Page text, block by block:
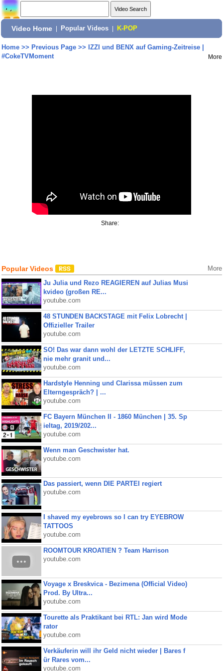
Video Home Popular Videos K-POP
Home>> Previous Page>> IZZI und BENX auf Gaming-Zeitreise |
#CokeTVMoment
More
Share:
Popular Videos More
Ju Julia und Rezo REAGIEREN auf Julias Musi
kvideo (großen RE...
youtube.com
48 STUNDEN BACKSTAGE mit Felix Lobrecht |
Offizieller Trailer
youtube.com
SO! Das war dann wohl der LETZTE SCHLIFF,
nie mehr granit und...
youtube.com
Hardstyle Henning und Clarissa müssen zum
Elterngespräch? | ...
youtube.com
FC Bayern München II - 1860 München | 35. Sp
ieltag, 2019/202...
youtube.com
Wenn man Geschwister hat.
youtube.com
Das passiert, wenn DIE PARTEI regiert
youtube.com
I shaved my eyebrows so I can try EYEBROW
TATTOOS
youtube.com
ROOMTOUR KROATIEN ? Team Harrison
youtube.com
Voyage x Breskvica - Bezimena (Official Video)
Prod. By Ultra...
youtube.com
Tourette als Praktikant bei RTL: Jan wird Mode
rator
youtube.com
Verkäuferin will ihr Geld nicht wieder | Bares f
ür Rares vom...
youtube.com